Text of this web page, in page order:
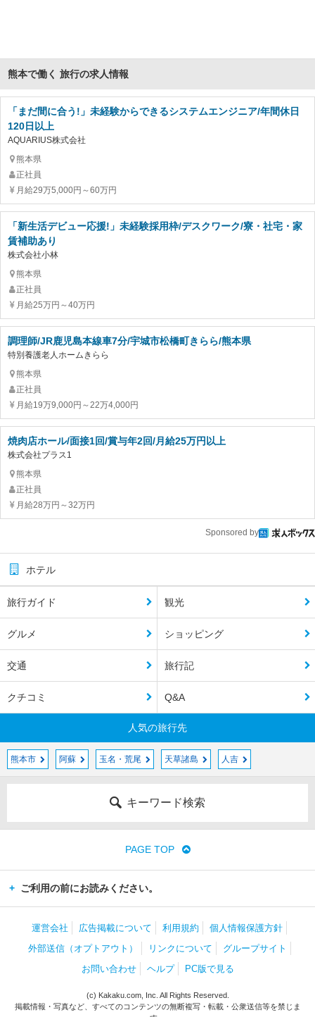
熊本で働く 旅行の求人情報
「まだ間に合う!」未経験からできるシステムエンジニア/年間休日
120日以上
AQUARIUS株式会社
熊本県
正社員
月給29万5,000円～60万円
「新生活デビュー応援!」未経験採用枠/デスクワーク/寮・社宅・家
賃補助あり
株式会社小林
熊本県
正社員
月給25万円～40万円
調理師/JR鹿児島本線車7分/宇城市松橋町きらら/熊本県
特別養護老人ホームきらら
熊本県
正社員
月給19万9,000円～22万4,000円
焼肉店ホール/面接1回/賞与年2回/月給25万円以上
株式会社プラス1
熊本県
正社員
月給28万円～32万円
Sponsored by
ホテル
旅行ガイド 観光
グルメ ショッピング
交通 旅行記
クチコミ Q&A
人気の旅行先
熊本市 阿蘇 玉名・荒尾 天草諸島 人吉
キーワード検索
PAGE TOP
ご利用の前にお読みください。
運営会社 広告掲載について 利用規約
個人情報保護方針
外部送信（オプトアウト）
リンクについて
グループサイト
お問い合わせ
ヘルプ PC版で見る
(c) Kakaku.com, Inc. All Rights Reserved.
掲載情報・写真など、すべてのコンテンツの無断複写・転載・公衆送信等を禁じま